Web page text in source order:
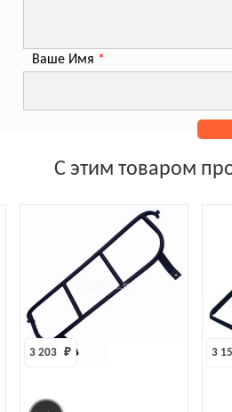
Ваше Имя *
С этим товаром
3 203 ₽ 3 151